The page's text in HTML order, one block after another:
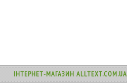
ІНТЕРНЕТ-МАГАЗИН ALLTEXT.COM.UA